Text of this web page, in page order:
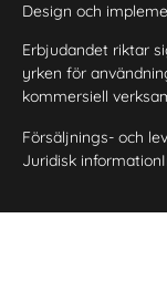
Design och
Erbjudandet riktar
yrken för
kommersiell
Försäljnings- och
Juridisk information